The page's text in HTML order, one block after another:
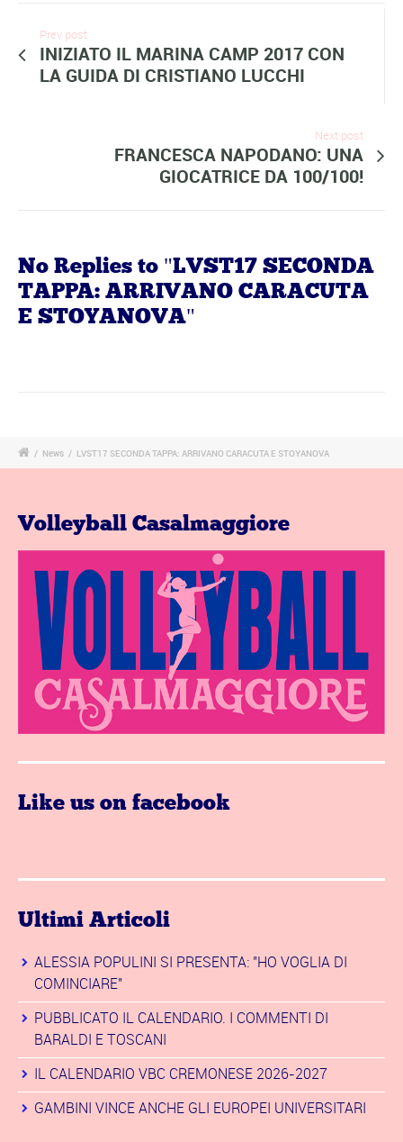
Prev post
INIZIATO IL MARINA CAMP 2017 CON
LA GUIDA DI CRISTIANO LUCCHI
Next post
FRANCESCA NAPODANO: UNA
GIOCATRICE DA 100/100!
No Replies to "LVST17 SECONDA
TAPPA: ARRIVANO CARACUTA
E STOYANOVA"
/ News / LVST17 SECONDA TAPPA: ARRIVANO CARACUTA E STOYANOVA
Volleyball Casalmaggiore
Like us on facebook
Ultimi Articoli
ALESSIA POPULINI SI PRESENTA: "HO VOGLIA DI
COMINCIARE"
PUBBLICATO IL CALENDARIO. I COMMENTI DI
BARALDI E TOSCANI
IL CALENDARIO VBC CREMONESE 2026-2027
GAMBINI VINCE ANCHE GLI EUROPEI UNIVERSITARI